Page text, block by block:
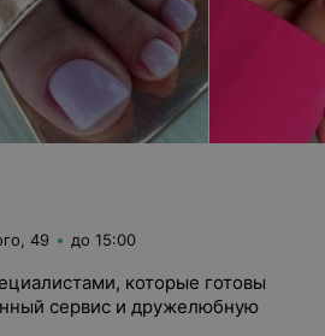
49 до 15:00
которые готовы
сервис и дружелюбную